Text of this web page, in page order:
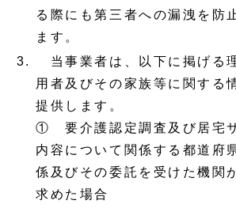
る際にも第三者への漏洩を防
ます。
当事業者は、以下に掲げる
用者及びその家族等に関する
提供します。
① 要介護認定調査及び居宅
内容について関係する都道府
係及びその委託を受けた機関
求めた場合